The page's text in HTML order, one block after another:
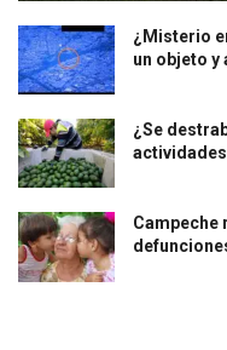
¿Misterio
un objeto y
¿Se
Campeche